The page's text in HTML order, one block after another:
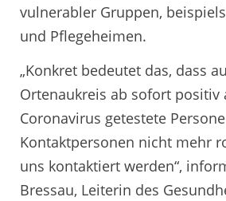
vulnerabler Gruppen,
und Pflegeheimen.
„Konkret bedeutet das, dass
Ortenaukreis ab sofort positiv
Coronavirus getestete
Kontaktpersonen nicht mehr
uns kontaktiert werden“,
Bressau, Leiterin des